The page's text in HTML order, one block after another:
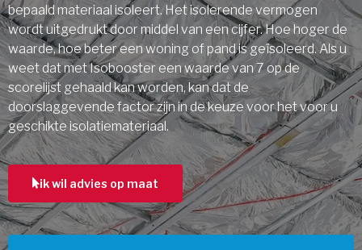
bepaald materiaal isoleert. Het isolerende vermogen
wordt uitgedrukt door middel van een cijfer. Hoe hoger de
waarde, hoe beter een woning of pand is geïsoleerd. Als u
weet dat met Isobooster een waarde van 7 op de
scorelijst gehaald kan worden, kan dat de
doorslaggevende factor zijn in de keuze voor het voor u
geschikte isolatiemateriaal.
ik wil advies op maat